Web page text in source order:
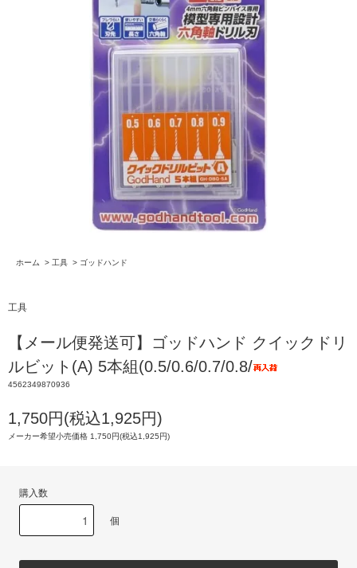
ホーム > 工具 > ゴッドハンド
工具
【メール便発送可】ゴッドハンド クイックドリ
ルビット(A) 5本組(0.5/0.6/0.7/0.8/
4562349870936
1,750円(税込1,925円)
メーカー希望小売価格 1,750円(税込1,925円)
購入数
個